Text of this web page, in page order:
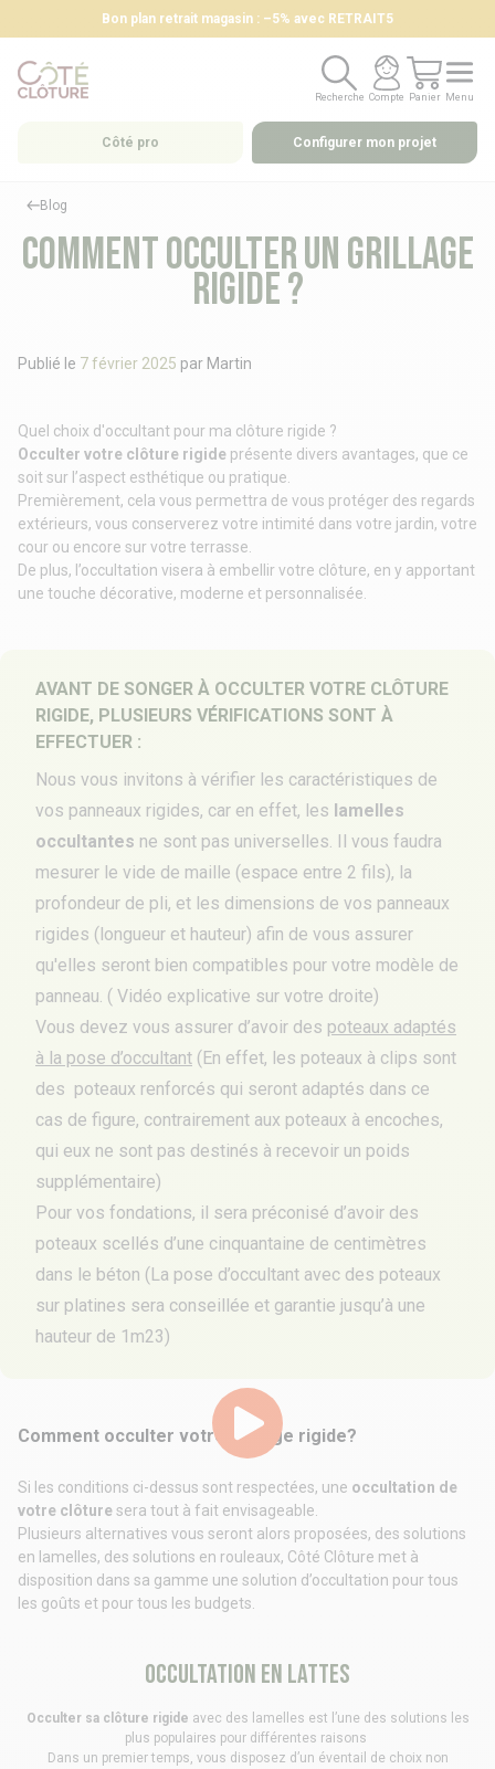
Bon plan retrait magasin : –5% avec RETRAIT5
Recherche
Recherche
Compte
Compte
Panier
Panier
Menu
Menu
Côté pro Configurer mon projet
Blog
Comment occulter un grillage
rigide ?
Publié le 7 février 2025 par Martin
Quel choix d'occultant pour ma clôture rigide ?
Occulter votre clôture rigide présente divers avantages, que ce
soit sur l’aspect esthétique ou pratique.
Premièrement, cela vous permettra de vous protéger des regards
extérieurs, vous conserverez votre intimité dans votre jardin, votre
cour ou encore sur votre terrasse.
De plus, l’occultation visera à embellir votre clôture, en y apportant
une touche décorative, moderne et personnalisée.
AVANT DE SONGER À OCCULTER VOTRE CLÔTURE
RIGIDE, PLUSIEURS VÉRIFICATIONS SONT À
EFFECTUER :
Nous vous invitons à vérifier les caractéristiques de
vos panneaux rigides, car en effet, les lamelles
occultantes ne sont pas universelles. Il vous faudra
mesurer le vide de maille (espace entre 2 fils), la
profondeur de pli, et les dimensions de vos panneaux
rigides (longueur et hauteur) afin de vous assurer
qu'elles seront bien compatibles pour votre modèle de
panneau. ( Vidéo explicative sur votre droite)
Vous devez vous assurer d’avoir des poteaux adaptés
à la pose d’occultant (En effet, les poteaux à clips sont
des poteaux renforcés qui seront adaptés dans ce
cas de figure, contrairement aux poteaux à encoches,
qui eux ne sont pas destinés à recevoir un poids
supplémentaire)
Pour vos fondations, il sera préconisé d’avoir des
poteaux scellés d’une cinquantaine de centimètres
dans le béton (La pose d’occultant avec des poteaux
sur platines sera conseillée et garantie jusqu’à une
hauteur de 1m23)
Comment occulter votre grillage rigide?
Si les conditions ci-dessus sont respectées, une occultation de
votre clôturesera tout à fait envisageable.
Plusieurs alternatives vous seront alors proposées, des solutions
en lamelles, des solutions en rouleaux, Côté Clôture met à
disposition dans sa gamme une solution d’occultation pour tous
les goûts et pour tous les budgets.
Occultation en lattes
Occulter sa clôture rigide avec des lamelles est l’une des solutions les
plus populaires pour différentes raisons
Dans un premier temps, vous disposez d’un éventail de choix non